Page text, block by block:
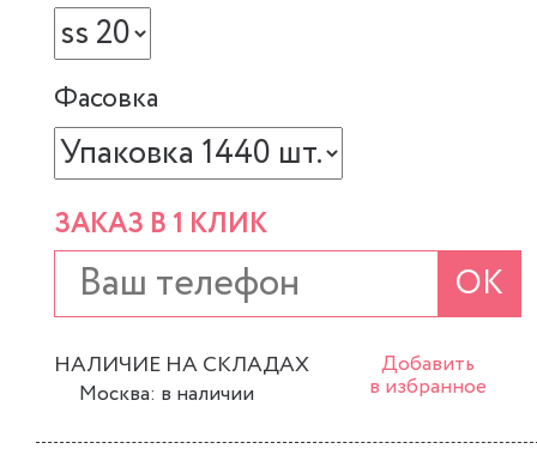
Фасовка
ЗАКАЗ В 1 КЛИК
ОК
НАЛИЧИЕ НА СКЛАДАХ
Москва: в наличии
Добавить
в избранное